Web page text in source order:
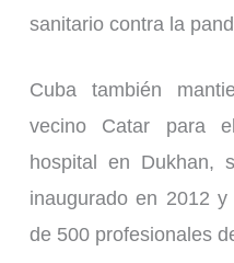
sanitario contra la
Cuba también
vecino Catar para
hospital en Dukhan,
inaugurado en 2012
de 500 profesionales